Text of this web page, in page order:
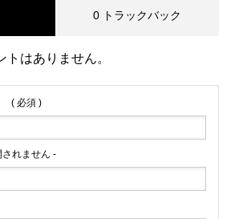
0 トラックバック
はありません。
( 必須 )
されません -